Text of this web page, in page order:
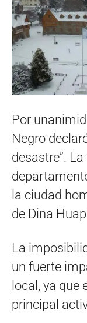
Por
Negro
desastre”.
la ciudad
de Dina
La
un fuerte
local, ya que
principal